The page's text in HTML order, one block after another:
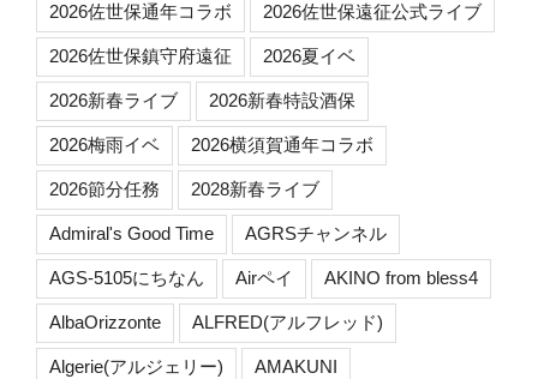
2026佐世保通年コラボ 2026佐世保遠征公式ライブ
2026佐世保鎮守府遠征 2026夏イベ
2026新春ライブ 2026新春特設酒保
2026梅雨イベ 2026横須賀通年コラボ
2026節分任務 2028新春ライブ
Admiral's Good Time AGRSチャンネル
AGS-5105にちなん Airペイ AKINO from bless4
AlbaOrizzonte ALFRED(アルフレッド)
Algerie(アルジェリー) AMAKUNI